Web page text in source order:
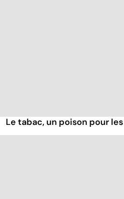
Le tabac, un poison pour